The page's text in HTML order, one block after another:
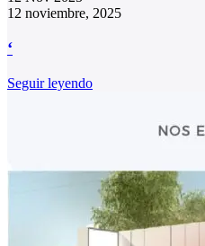
12 noviembre, 2025
‘
Seguir leyendo